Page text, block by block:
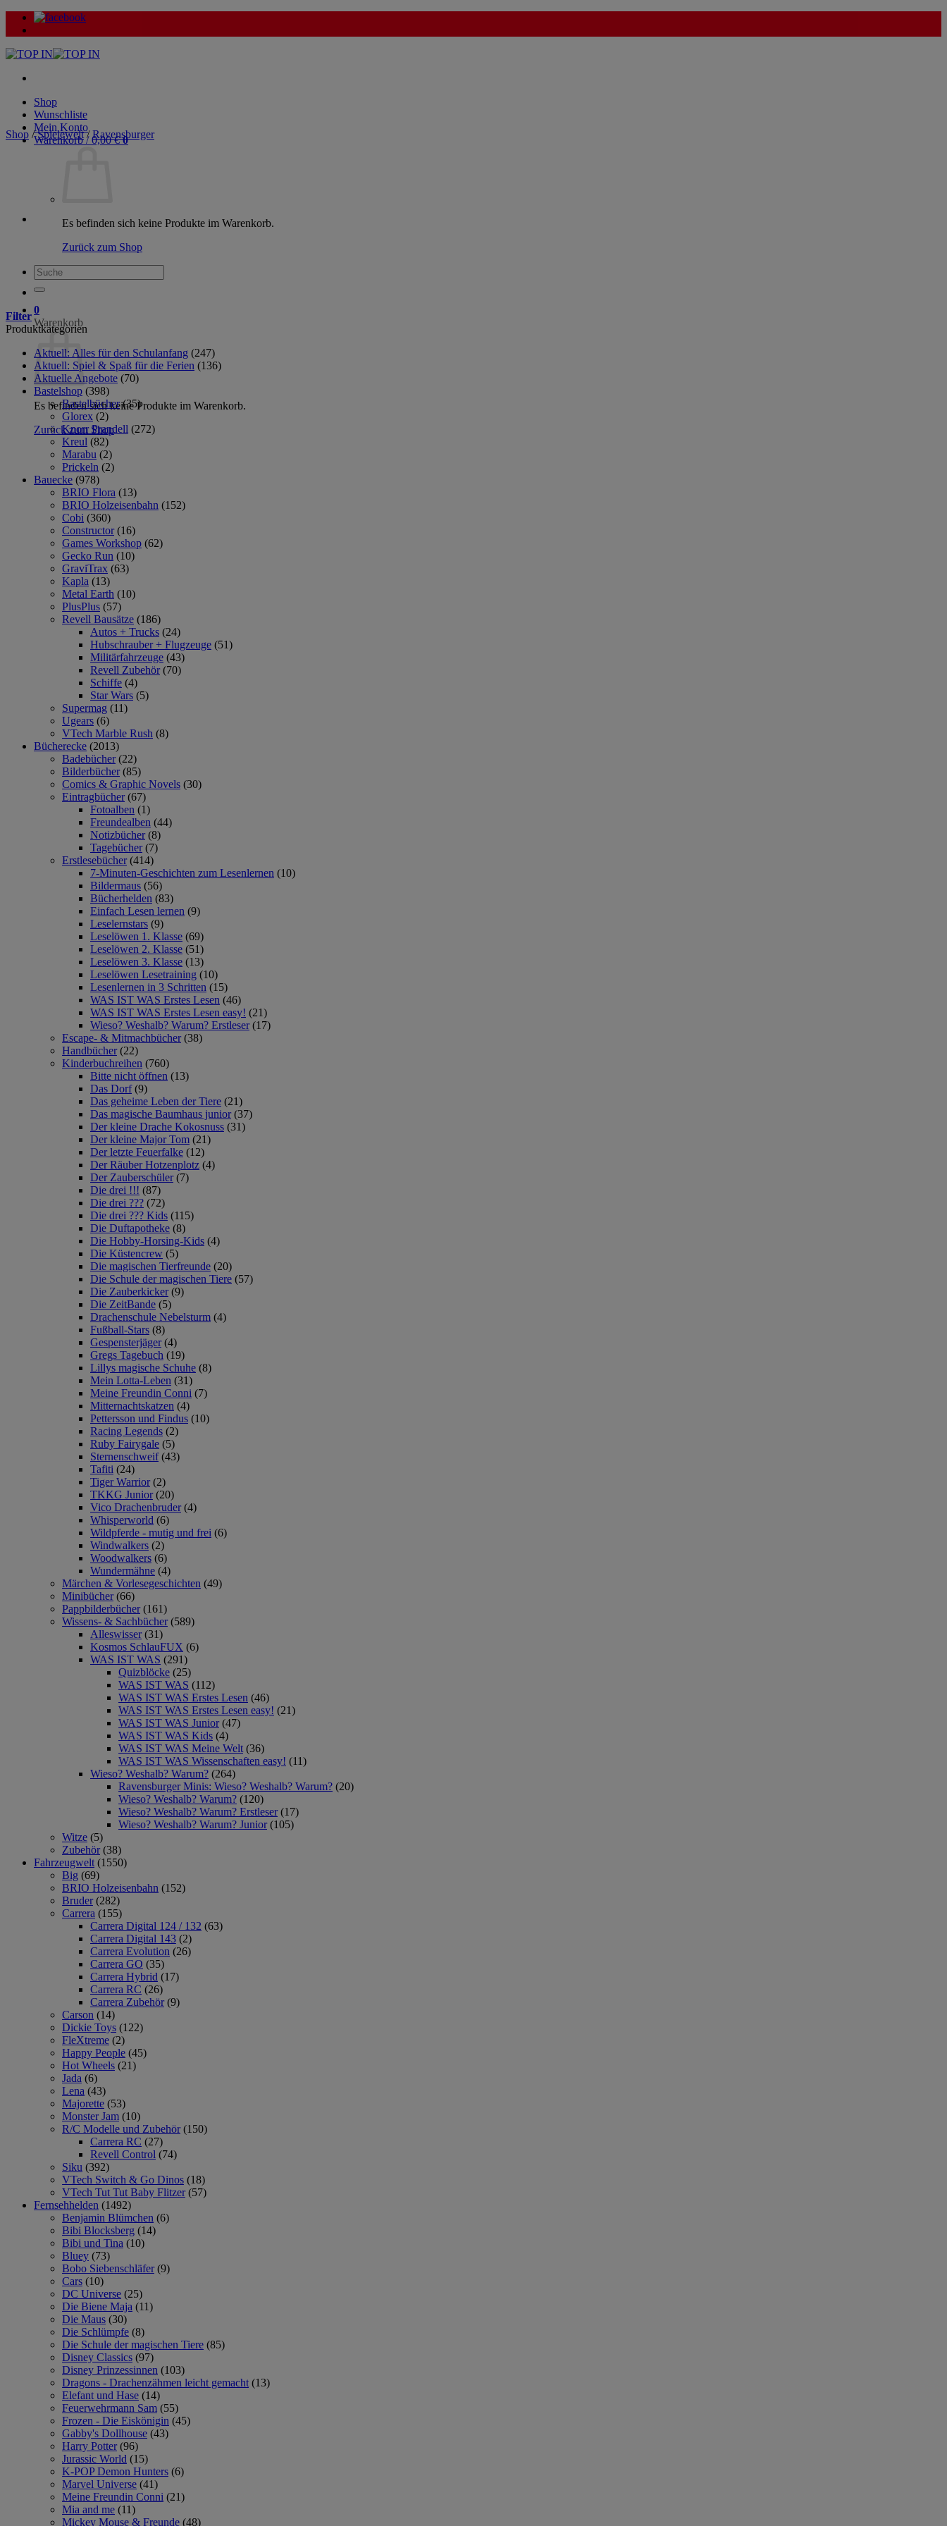
Zum
Inhalt
Shop
Wunschliste
Mein Konto
Warenkorb /0,00€ 0
Es befinden sich keine Produkte im Warenkorb.
Zurück zum Shop
Suche
nach:
0
Warenkorb
Es befinden sich keine Produkte im Warenkorb.
Zurück zum Shop
Shop / Spielewelt / Ravensburger
Filter
Produktkategorien
Aktuell: Alles für den Schulanfang (247)
Aktuell: Spiel & Spaß für die Ferien (136)
Aktuelle Angebote (70)
Bastelshop (398)
Bastelbücher (35)
Glorex (2)
Knorr Prandell (272)
Kreul (82)
Marabu (2)
Prickeln (2)
Bauecke (978)
BRIO Flora (13)
BRIO Holzeisenbahn (152)
Cobi (360)
Constructor (16)
Games Workshop (62)
Gecko Run (10)
GraviTrax (63)
Kapla (13)
Metal Earth (10)
PlusPlus (57)
Revell Bausätze (186)
Autos + Trucks (24)
Hubschrauber + Flugzeuge (51)
Militärfahrzeuge (43)
Revell Zubehör (70)
Schiffe (4)
Star Wars (5)
Supermag (11)
Ugears (6)
VTech Marble Rush (8)
Bücherecke (2013)
Badebücher (22)
Bilderbücher (85)
Comics & Graphic Novels (30)
Eintragbücher (67)
Fotoalben (1)
Freundealben (44)
Notizbücher (8)
Tagebücher (7)
Erstlesebücher (414)
7-Minuten-Geschichten zum Lesenlernen (10)
Bildermaus (56)
Bücherhelden (83)
Einfach Lesen lernen (9)
Leselernstars (9)
Leselöwen 1. Klasse (69)
Leselöwen 2. Klasse (51)
Leselöwen 3. Klasse (13)
Leselöwen Lesetraining (10)
Lesenlernen in 3 Schritten (15)
WAS IST WAS Erstes Lesen (46)
WAS IST WAS Erstes Lesen easy! (21)
Wieso? Weshalb? Warum? Erstleser (17)
Escape- & Mitmachbücher (38)
Handbücher (22)
Kinderbuchreihen (760)
Bitte nicht öffnen (13)
Das Dorf (9)
Das geheime Leben der Tiere (21)
Das magische Baumhaus junior (37)
Der kleine Drache Kokosnuss (31)
Der kleine Major Tom (21)
Der letzte Feuerfalke (12)
Der Räuber Hotzenplotz (4)
Der Zauberschüler (7)
Die drei !!! (87)
Die drei ??? (72)
Die drei ??? Kids (115)
Die Duftapotheke (8)
Die Hobby-Horsing-Kids (4)
Die Küstencrew (5)
Die magischen Tierfreunde (20)
Die Schule der magischen Tiere (57)
Die Zauberkicker (9)
Die ZeitBande (5)
Drachenschule Nebelsturm (4)
Fußball-Stars (8)
Gespensterjäger (4)
Gregs Tagebuch (19)
Lillys magische Schuhe (8)
Mein Lotta-Leben (31)
Meine Freundin Conni (7)
Mitternachtskatzen (4)
Pettersson und Findus (10)
Racing Legends (2)
Ruby Fairygale (5)
Sternenschweif (43)
Tafiti (24)
Tiger Warrior (2)
TKKG Junior (20)
Vico Drachenbruder (4)
Whisperworld (6)
Wildpferde - mutig und frei (6)
Windwalkers (2)
Woodwalkers (6)
Wundermähne (4)
Märchen & Vorlesegeschichten (49)
Minibücher (66)
Pappbilderbücher (161)
Wissens- & Sachbücher (589)
Alleswisser (31)
Kosmos SchlauFUX (6)
WAS IST WAS (291)
Quizblöcke (25)
WAS IST WAS (112)
WAS IST WAS Erstes Lesen (46)
WAS IST WAS Erstes Lesen easy! (21)
WAS IST WAS Junior (47)
WAS IST WAS Kids (4)
WAS IST WAS Meine Welt (36)
WAS IST WAS Wissenschaften easy! (11)
Wieso? Weshalb? Warum? (264)
Ravensburger Minis: Wieso? Weshalb? Warum? (20)
Wieso? Weshalb? Warum? (120)
Wieso? Weshalb? Warum? Erstleser (17)
Wieso? Weshalb? Warum? Junior (105)
Witze (5)
Zubehör (38)
Fahrzeugwelt (1550)
Big (69)
BRIO Holzeisenbahn (152)
Bruder (282)
Carrera (155)
Carrera Digital 124 / 132 (63)
Carrera Digital 143 (2)
Carrera Evolution (26)
Carrera GO (35)
Carrera Hybrid (17)
Carrera RC (26)
Carrera Zubehör (9)
Carson (14)
Dickie Toys (122)
FleXtreme (2)
Happy People (45)
Hot Wheels (21)
Jada (6)
Lena (43)
Majorette (53)
Monster Jam (10)
R/C Modelle und Zubehör (150)
Carrera RC (27)
Revell Control (74)
Siku (392)
VTech Switch & Go Dinos (18)
VTech Tut Tut Baby Flitzer (57)
Fernsehhelden (1492)
Benjamin Blümchen (6)
Bibi Blocksberg (14)
Bibi und Tina (10)
Bluey (73)
Bobo Siebenschläfer (9)
Cars (10)
DC Universe (25)
Die Biene Maja (11)
Die Maus (30)
Die Schlümpfe (8)
Die Schule der magischen Tiere (85)
Disney Classics (97)
Disney Prinzessinnen (103)
Dragons - Drachenzähmen leicht gemacht (13)
Elefant und Hase (14)
Feuerwehrmann Sam (55)
Frozen - Die Eiskönigin (45)
Gabby's Dollhouse (43)
Harry Potter (96)
Jurassic World (15)
K-POP Demon Hunters (6)
Marvel Universe (41)
Meine Freundin Conni (21)
Mia and me (11)
Mickey Mouse & Freunde (48)